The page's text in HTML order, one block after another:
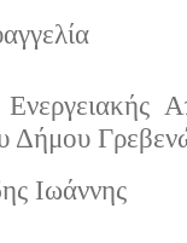
Δήμου
Ιωάννης